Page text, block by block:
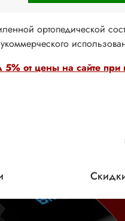
от цены на сайте при
ортопедической